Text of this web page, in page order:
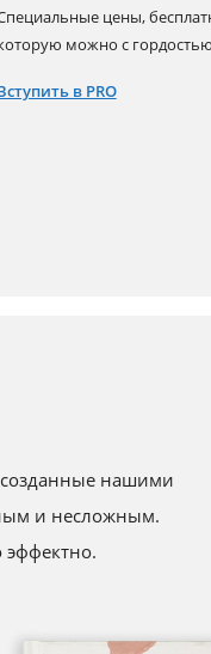
цены,
можно с гордостью
в PRO
нашими
и несложным.
эффектно.